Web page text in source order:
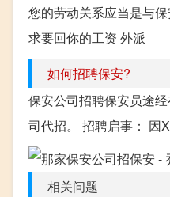
您的劳动关系应当是与
求要回你的工资 外派
如何招聘保安?
保安公司招聘保安员途
司代招。 招聘启事： 因
相关问题